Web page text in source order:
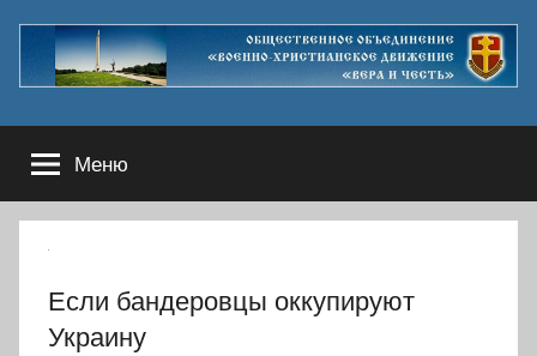
содержимому
Меню
Если бандеровцы оккупируют
Украину